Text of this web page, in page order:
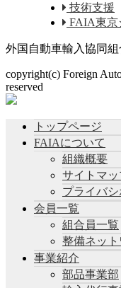
技術支援
FAIA東京
外国自動車輸入協同
copyright(c) Foreign
reserved
トップページ
FAIAについて
組織概要
サイトマッ
プライバ
会員一覧
組合員一覧
整備ネッ
事業紹介
部品事業部